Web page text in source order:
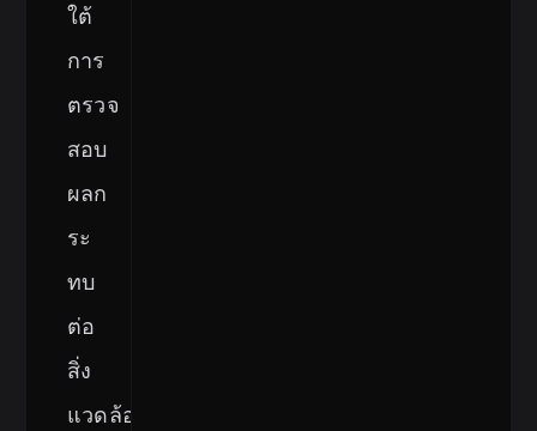
ใต้
การ
ตรวจ
สอบ
ผลก
ระ
ทบ
ต่อ
สิ่ง
แวดล้อม